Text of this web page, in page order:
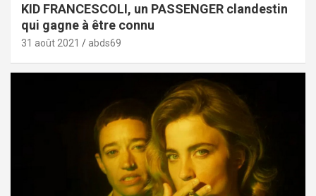
KID FRANCESCOLI, un PASSENGER clandestin
qui gagne à être connu
31 août 2021 abds69